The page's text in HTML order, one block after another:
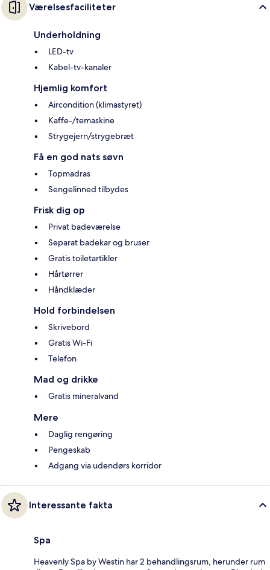
Værelsesfaciliteter
Underholdning
LED-tv
Kabel-tv-kanaler
Hjemlig komfort
Aircondition (klimastyret)
Kaffe-/temaskine
Strygejern/strygebræt
Få en god nats søvn
Topmadras
Sengelinned tilbydes
Frisk dig op
Privat badeværelse
Separat badekar og bruser
Gratis toiletartikler
Hårtørrer
Håndklæder
Hold forbindelsen
Skrivebord
Gratis Wi-Fi
Telefon
Mad og drikke
Gratis mineralvand
Mere
Daglig rengøring
Pengeskab
Adgang via udendørs korridor
Interessante fakta
Spa
Heavenly Spa by Westin har 2 behandlingsrum, herunder rum